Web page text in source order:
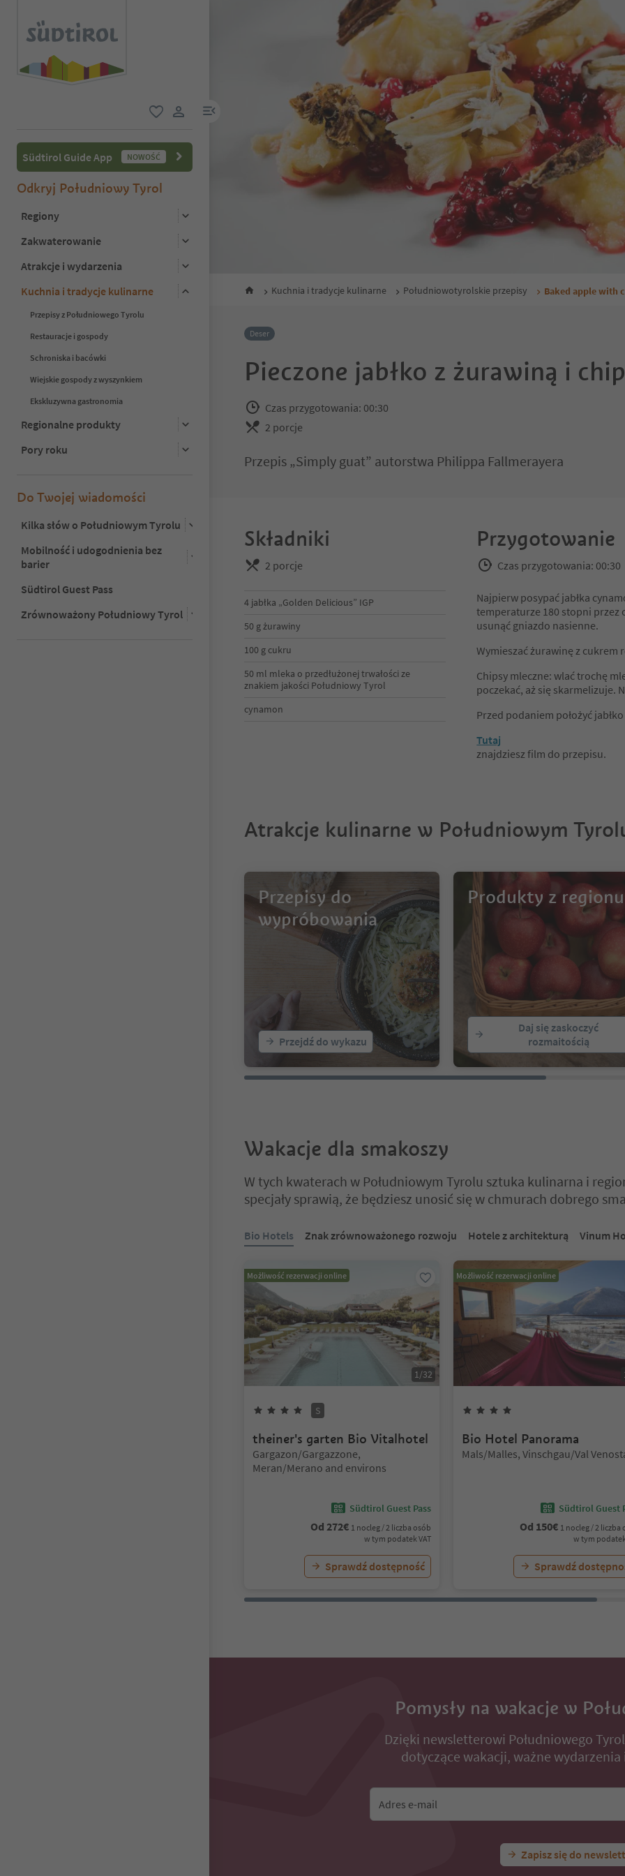
link menu
Südtirol Guide App NOWOŚĆ
Odkryj Południowy Tyrol
Regiony
Zakwaterowanie
Atrakcje i wydarzenia
Kuchnia i tradycje kulinarne
Przepisy z Południowego Tyrolu
Restauracje i gospody
Schroniska i bacówki
Wiejskie gospody z wyszynkiem
Ekskluzywna gastronomia
Regionalne produkty
Pory roku
Do Twojej wiadomości
Kilka słów o Południowym Tyrolu
Mobilność i udogodnienia bez
barier
Südtirol Guest Pass
Zrównoważony Południowy Tyrol
Kuchnia i tradycje kulinarne Południowotyrolskie przepisy Baked apple with
Deser
Pieczone jabłko z żurawiną i
Czas przygotowania: 00:30
2 porcje
Przepis „Simply guat” autorstwa Philippa Fallmerayera
Składniki
2 porcje
4 jabłka „Golden Delicious” IGP
50 g żurawiny
100 g cukru
50 ml mleka o przedłużonej trwałości ze
znakiem jakości Południowy Tyrol
cynamon
Przygotowanie
Czas przygotowania: 00:30
Najpierw posypać jabłka
temperaturze 180 stopni przez
usunąć gniazdo nasienne.
Wymieszać żurawinę z cukrem
Chipsy mleczne: wlać trochę
poczekać, aż się skarmelizuje.
Przed podaniem położyć
Tutaj
znajdziesz film do przepisu.
Atrakcje kulinarne w Południowym
Przepisy do
wypróbowania
Przejdź do wykazu
Produkty z regionu
Daj się zaskoczyć
rozmaitością
Wakacje dla smakoszy
W tych kwaterach w Południowym Tyrolu sztuka kulinarna i
specjały sprawią, że będziesz unosić się w chmurach dobrego
Znajdujesz się na suwaku z zakładkami. Wybierz zakładkę, aby zobaczyć jej
Bio Hotels Znak zrównoważonego rozwoju Hotele z architekturą Vinum
Możliwość rezerwacji online
1/32
Gwiazdki
S
theiner's garten Bio Vitalhotel
Lokalizacja:
Gargazon/Gargazzone,
Meran/Merano and environs
Südtirol Guest Pass
Od 272€ 1 nocleg / 2 liczba osób
w tym podatek VAT
Sprawdź dostępność
Możliwość rezerwacji online
Bio Hotel Panorama
Lokalizacja:
Mals/Malles, Vinschgau/Val
Südtirol Guest
Od 150€ 1 nocleg / 2 liczba
w tym
Sprawdź
Pomysły na wakacje w
Dzięki newsletterowi Południowego
dotyczące wakacji, ważne
Adres e-mail
Zapisz się do